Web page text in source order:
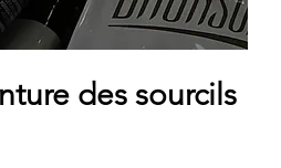
des sourcils